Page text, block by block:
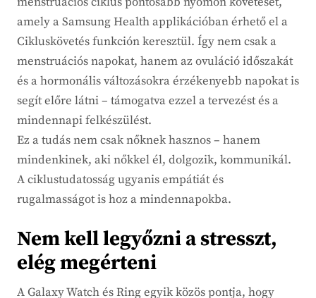
amely a Samsung Health applikációban érhető el a
Cikluskövetés funkción keresztül. Így nem csak a
menstruációs napokat, hanem az ovuláció időszakát
és a hormonális változásokra érzékenyebb napokat is
segít előre látni – támogatva ezzel a tervezést és a
mindennapi felkészülést.
Ez a tudás nem csak nőknek hasznos – hanem
mindenkinek, aki nőkkel él, dolgozik, kommunikál.
A ciklustudatosság ugyanis empátiát és
rugalmasságot is hoz a mindennapokba.
Nem kell legyőzni a stresszt,
elég megérteni
A Galaxy Watch és Ring egyik közös pontja, hogy